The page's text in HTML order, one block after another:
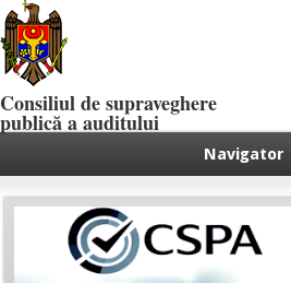
Consiliul de supraveghere
publică a auditului
Navigator